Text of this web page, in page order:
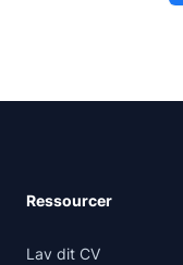
Ressourcer
Lav dit CV